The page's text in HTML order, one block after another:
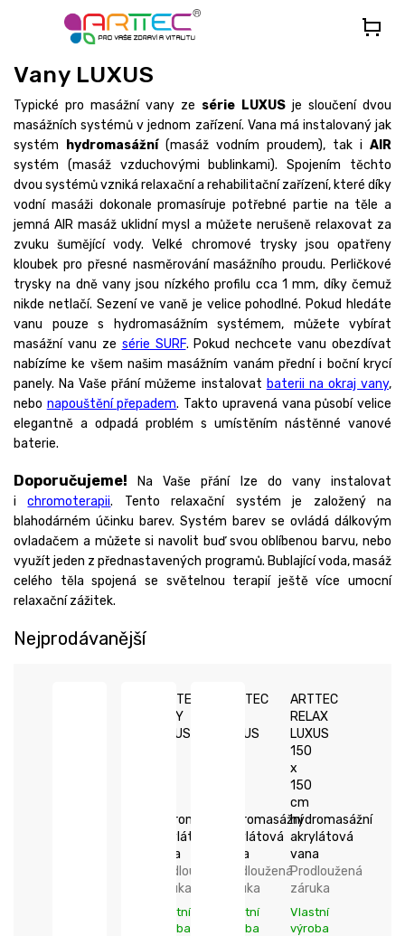
Vany LUXUS
Typické pro masážní vany ze série LUXUS je sloučení dvou
masážních systémů v jednom zařízení. Vana má instalovaný jak
systém
hydromasážní(masáž vodním proudem), tak i AIR
systém (masáž vzduchovými bublinkami). Spojením těchto
dvou systémů vzniká relaxační a rehabilitační zařízení, které díky
vodní masáži dokonale promasíruje potřebné partie na těle a
jemná AIR masáž uklidní mysl a můžete nerušeně relaxovat za
zvuku šumějící vody. Velké chromové trysky jsou opatřeny
kloubek pro přesné nasměrování masážního proudu. Perličkové
trysky na dně vany jsou nízkého profilu cca 1 mm, díky čemuž
nikde netlačí. Sezení ve vaně je velice pohodlné. Pokud hledáte
vanu pouze s hydromasážním systémem, můžete vybírat
masážní vanu ze série SURF. Pokud nechcete vanu obezdívat
nabízíme ke všem našim masážním vanám přední i boční krycí
panely. Na Vaše přání můžeme instalovat baterii na okraj vany,
nebo napouštění přepadem. Takto upravená vana působí velice
elegantně a odpadá problém s umístěním nástěnné vanové
baterie.
Doporučujeme!
Na Vaše přání lze do vany instalovat
i
chromoterapii. Tento relaxační systém je založený na
blahodárném účinku barev. Systém barev se ovládá dálkovým
ovladačem a můžete si navolit buď svou oblíbenou barvu, nebo
využít jeden z přednastavených programů. Bublající voda, masáž
celého těla spojená se světelnou terapií ještě více umocní
relaxační zážitek.
Nejprodávanější
ARTTEC
RHEY
LUXUS
hydromasážní
akrylátová
vana
Prodloužená
záruka
Vlastní
výroba
ARTTEC
LUXUS
hydromasážní
akrylátová
vana
Prodloužená
záruka
Vlastní
výroba
ARTTEC
RELAX
LUXUS
150
x
150
cm
hydromasážní
akrylátová
vana
Prodloužená
záruka
Vlastní
výroba